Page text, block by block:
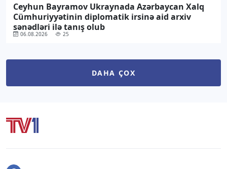
Ceyhun Bayramov Ukraynada Azərbaycan Xalq
Cümhuriyyətinin diplomatik irsinə aid arxiv
sənədləri ilə tanış olub
06.08.2026 25
DAHA ÇOX